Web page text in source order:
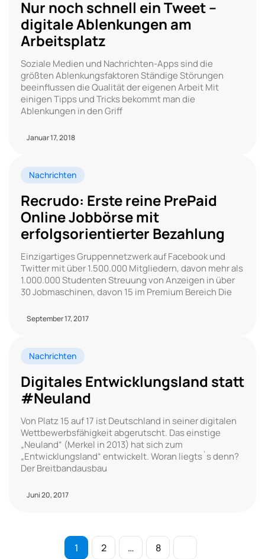
Nur noch schnell ein Tweet –
digitale Ablenkungen am
Arbeitsplatz
Soziale Medien und Nachrichten-Apps sind die
größten Ablenkungsfaktoren Ständige Störungen
beeinflussen die Qualität der eigenen Arbeit Mit
einigen Tipps und Tricks bekommt man die
Ablenkungen in den Griff
Januar 17, 2018
Nachrichten
Recrudo: Erste reine PrePaid
Online Jobbörse mit
erfolgsorientierter Bezahlung
Einzigartiges Gruppennetzwerk auf Facebook und
Twitter mit über 1.500.000 Mitgliedern, davon mehr als
1.000.000 Studenten Streuung von Anzeigen in über
30 Jobmaschinen, davon 15 im Premium Bereich Die
September 17, 2017
Nachrichten
Digitales Entwicklungsland statt
#Neuland
Von Platz 15 auf 17 ist Deutschland in seiner digitalen
Wettbewerbsfähigkeit abgerutscht. Das einstige
„Neuland“ (Merkel in 2013) hat sich zum
„Entwicklungsland“ entwickelt. Woran liegts`s denn?
Der Breitbandausbau
Juni 20, 2017
1 2 … 8